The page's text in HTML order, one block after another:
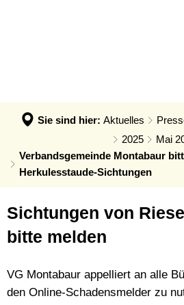
Notdienste
Öffentliche
Öffentliche
Friedhof -
Steuern, Haushalt &
Elektronische
Verbandsgemeindehaus
Forst
Bildung & Soziales
Kultur & Freizeit
Ortsgemeinden
Feuerwehren
Sie sind hier: Aktuelles
2025
Mai
Verbandsgemeinde Montabaur
Herkulesstaude-Sichtungen
Sichtungen von
bitte melden
VG Montabaur appelliert an alle
den Online-Schadensmelder zu